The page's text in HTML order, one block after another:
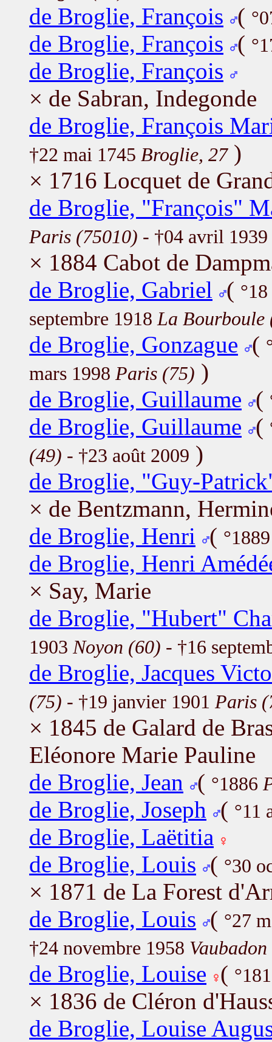
de Broglie, François (
de Broglie, François (
de Broglie, François
× de Sabran, Indegonde
de Broglie, François
†22 mai 1745 Broglie, 27)
× 1716 Locquet de
de Broglie, "François"
Paris (75010) - †04 avril 1939
× 1884 Cabot de
de Broglie, Gabriel
(
septembre 1918 La Bourboule
de Broglie, Gonzague (
mars 1998 Paris (75) )
de Broglie, Guillaume (
de Broglie, Guillaume (
(49) - †23 août 2009 )
de Broglie, "Guy-
× de Bentzmann,
de Broglie, Henri
(
de Broglie, Henri
× Say, Marie
de Broglie, "Hubert"
1903 Noyon (60) - †16
de Broglie, Jacques
(75) - †19 janvier 1901 Paris
× 1845 de Galard de
Eléonore Marie Pauline
de Broglie, Jean
( °1886
de Broglie, Joseph ( °11
de Broglie, Laëtitia
de Broglie, Louis ( °30
× 1871 de La Forest
de Broglie, Louis ( °27
†24 novembre 1958
de Broglie, Louise (
× 1836 de Cléron
de Broglie, Louise